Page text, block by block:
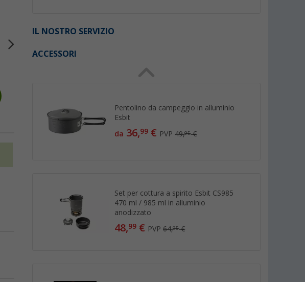
IL NOSTRO SERVIZIO
ACCESSORI
Pentolino da campeggio in alluminio
Esbit
da 36,99 € PVP49,95€
Set per cottura a spirito Esbit CS985
470 ml / 985 ml in alluminio
anodizzato
48,99 € PVP64,95€
Soak per padelle e teglie per
19, €